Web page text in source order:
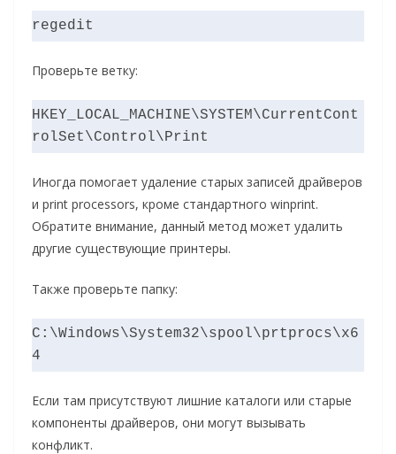
regedit
Проверьте ветку:
HKEY_LOCAL_MACHINE\SYSTEM\CurrentCont
rolSet\Control\Print
Иногда помогает удаление старых записей драйверов
и print processors, кроме стандартного winprint.
Обратите внимание, данный метод может удалить
другие существующие принтеры.
Также проверьте папку:
C:\Windows\System32\spool\prtprocs\x6
4
Если там присутствуют лишние каталоги или старые
компоненты драйверов, они могут вызывать
конфликт.